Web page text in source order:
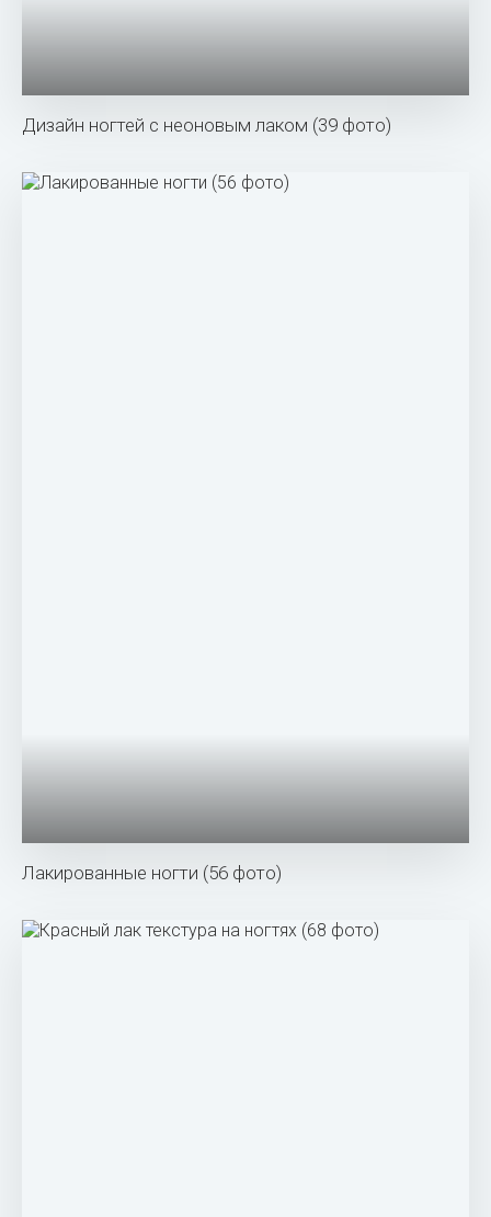
Дизайн ногтей с неоновым лаком (39 фото)
Лакированные ногти (56 фото)